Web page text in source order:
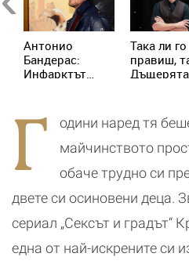
Антонио
Бандерас:
Инфарктът
което ми се е
случвало
Така ли го
правиш,
Г
одини наред тя
майчинството
обаче трудно си
двете си осиновени деца.
сериал „Сексът и градът“
една от най-искрените си